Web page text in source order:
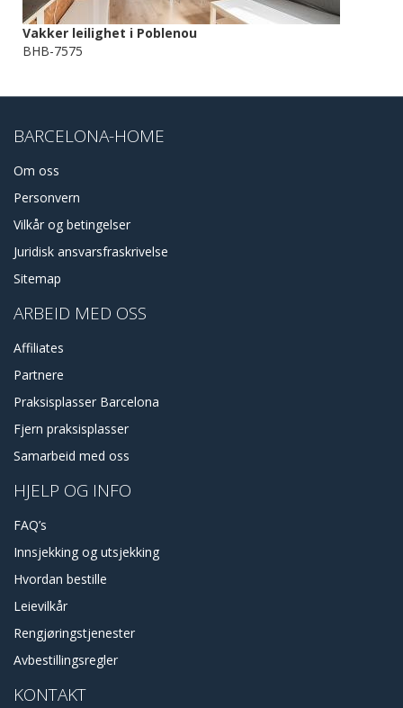
Vakker leilighet i Poblenou
BHB-7575
BARCELONA-HOME
Om oss
Personvern
Vilkår og betingelser
Juridisk ansvarsfraskrivelse
Sitemap
ARBEID MED OSS
Affiliates
Partnere
Praksisplasser Barcelona
Fjern praksisplasser
Samarbeid med oss
HJELP OG INFO
FAQ’s
Innsjekking og utsjekking
Hvordan bestille
Leievilkår
Rengjøringstjenester
Avbestillingsregler
KONTAKT